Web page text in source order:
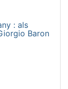
: als
Baron